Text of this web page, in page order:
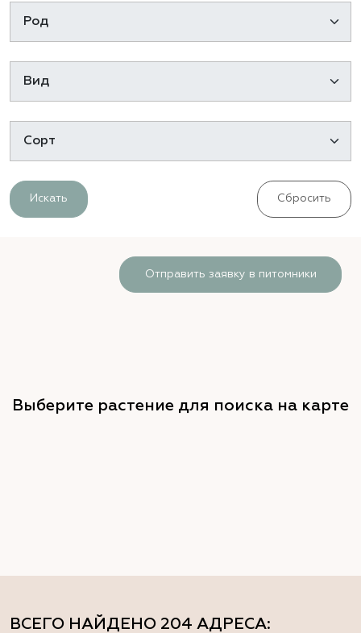
Искать Сбросить
ВСЕГО НАЙДЕНО 204 АДРЕСА:
Отправить заявку в питомники
Выберите растение для поиска на карте